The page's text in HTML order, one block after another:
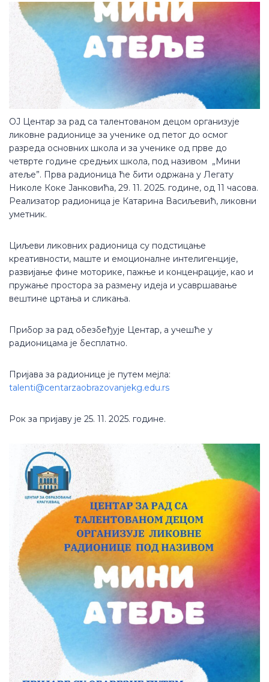
ОЈ Центар за рад са талентованом децом организује
ликовне радионице за ученике од петог до осмог
разреда основних школа и за ученике од прве до
четврте године средњих школа, под називом „Мини
атеље”. Прва радионица ће бити одржана у Легату
Николе Коке Јанковића, 29. 11. 2025. године, од 11 часова.
Реализатор радионица је Катарина Васиљевић, ликовни
уметник.
Циљеви ликовних радионица су подстицање
креативности, маште и емоционалне интелигенције,
развијање фине моторике, пажње и конценрације, као и
пружање простора за размену идеја и усавршавање
вештине цртања и сликања.
Прибор за рад обезбеђује Центар, а учешће у
радионицама је бесплатно.
Пријава за радионице је путем мејла:
talenti@centarzaobrazovanjekg.edu.rs
Рок за пријаву је 25. 11. 2025. године.